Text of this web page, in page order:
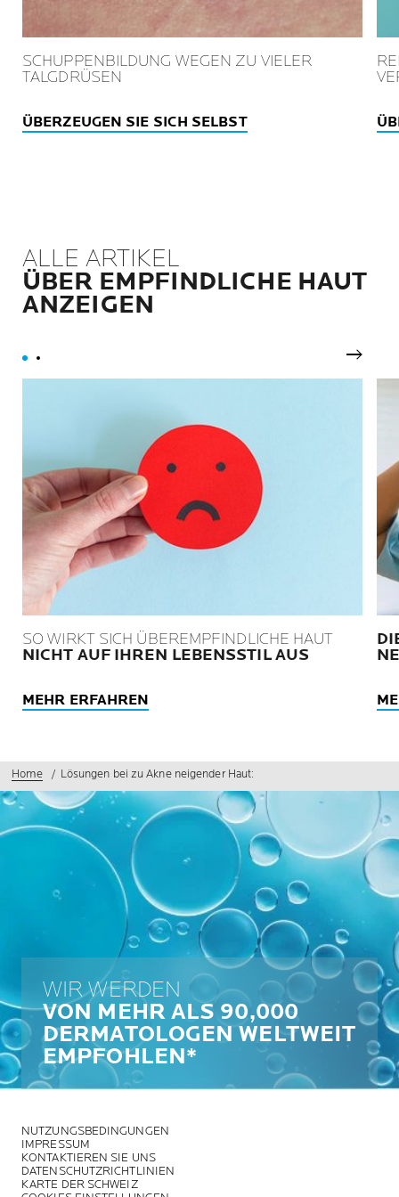
SCHUPPENBILDUNG WEGEN ZU VIELER
TALGDRÜSEN
ÜBERZEUGEN SIE SICH SELBST
ALLE ARTIKEL
ÜBER EMPFINDLICHE HAUT
ANZEIGEN
SO WIRKT SICH ÜBEREMPFINDLICHE HAUT
NICHT AUF IHREN LEBENSSTIL AUS
MEHR ERFAHREN
Home Lösungen bei zu Akne neigender Haut:
WIR WERDEN
VON MEHR ALS 90,000
DERMATOLOGEN WELTWEIT
EMPFOHLEN*
NUTZUNGSBEDINGUNGEN
IMPRESSUM
KONTAKTIEREN SIE UNS
DATENSCHUTZRICHTLINIEN
KARTE DER SCHWEIZ